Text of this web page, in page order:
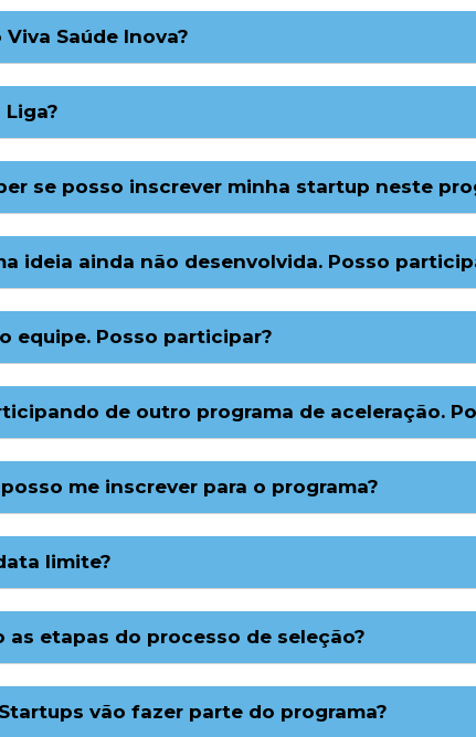
Viva Saúde Inova?
Liga?
se posso inscrever minha startup neste
ideia ainda não desenvolvida. Posso
equipe. Posso participar?
de outro programa de aceleração.
me inscrever para o programa?
limite?
as etapas do processo de seleção?
vão fazer parte do programa?